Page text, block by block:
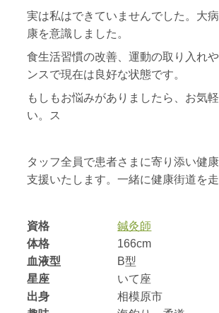
実は私はできていませんでした。大
康を意識しました。
食生活習慣の改善、運動の取り入れ
ンスで現在は良好な状態です。
もしもお悩みがありましたら、お気
い。ス
タッフ全員で患者さまに寄り添い健
支援いたします。一緒に健康街道を走
資格
鍼灸師
体格
166cm
血液型
B型
星座
いて座
出身
相模原市